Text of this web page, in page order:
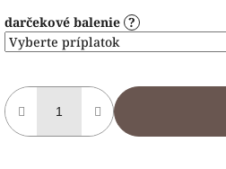
darčekové balenie ?